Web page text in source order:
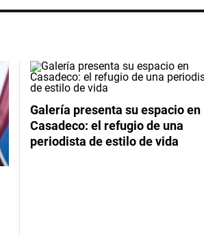
Galería presenta su espacio en
Casadeco: el refugio de una
periodista de estilo de vida